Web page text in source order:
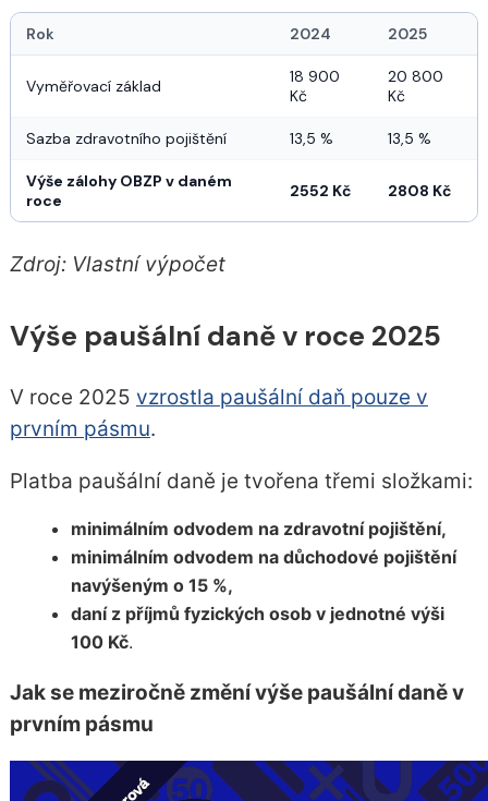
Rok 2024 2025
Vyměřovací základ
18 900
Kč
20 800
Kč
Sazba zdravotního pojištění 13,5 % 13,5 %
Výše zálohy OBZP v daném
roce
2552 Kč 2808 Kč
Zdroj: Vlastní výpočet
Výše paušální daně v roce 2025
V roce 2025 vzrostla paušální daň pouze v
prvním pásmu.
Platba paušální daně je tvořena třemi složkami:
minimálním odvodem na zdravotní pojištění,
minimálním odvodem na důchodové pojištění
navýšeným o 15 %,
daní z příjmů fyzických osob v jednotné výši
100 Kč.
Jak se meziročně změní výše paušální daně v
prvním pásmu